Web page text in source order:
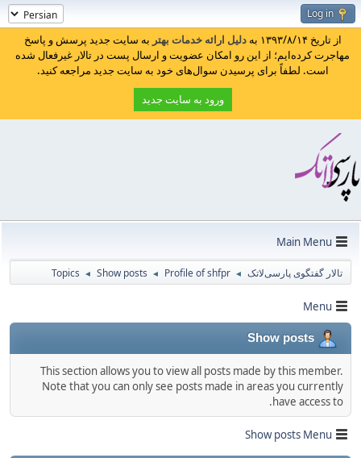
Log in
از تاریخ ۱۳۹۳/۸/۱۴ به دلیل ارائه خدمات بهتر به سایت جدید پرسش و پاسخ
مهاجرت کرده‌ایم؛ از این رو امکان عضویت و ارسال پست در تالار غیرفعال شده
است. لطفاً برای پرسیدن سوال‌های خود به سایت جدید مراجعه کنید.
ورود به سایت جدید
Main Menu
تالار گفتگوی پارسی‌لاتک ◄
Profile of shfpr
◄
Show posts
◄
Topics
Menu
Show posts
This section allows you to view all posts made by this member.
Note that you can only see posts made in areas you currently
have access to.
Show posts Menu